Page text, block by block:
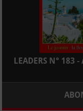
LEADERS N° 183